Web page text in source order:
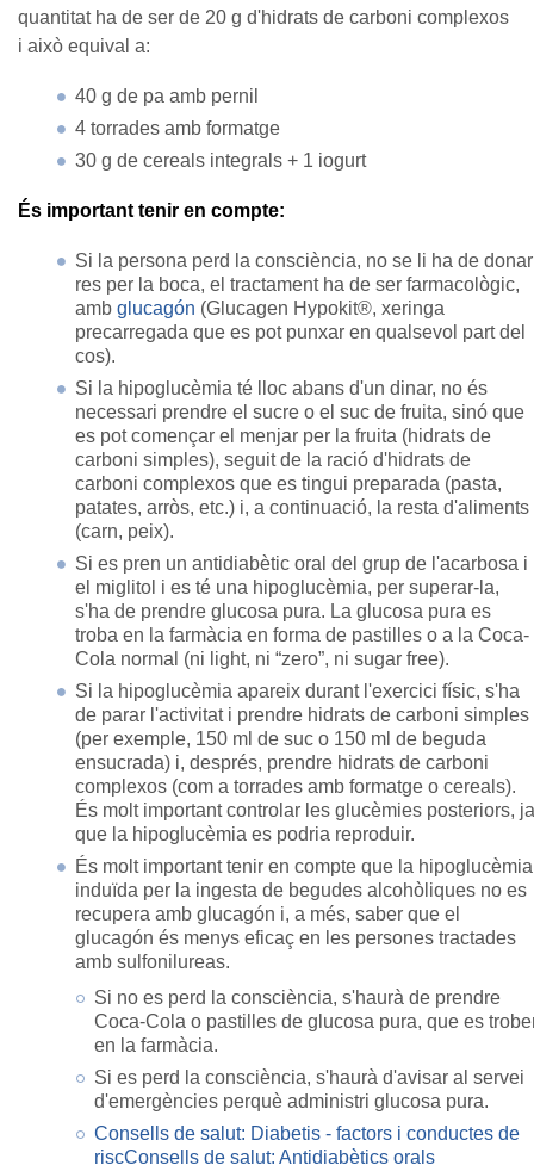
quantitat ha de ser de 20 g d'hidrats de carboni complexos
i això equival a:
40 g de pa amb pernil
4 torrades amb formatge
30 g de cereals integrals + 1 iogurt
És important tenir en compte:
Si la persona perd la consciència, no se li ha de donar
res per la boca, el tractament ha de ser farmacològic,
amb glucagón (Glucagen Hypokit®, xeringa
precarregada que es pot punxar en qualsevol part del
cos).
Si la hipoglucèmia té lloc abans d'un dinar, no és
necessari prendre el sucre o el suc de fruita, sinó que
es pot començar el menjar per la fruita (hidrats de
carboni simples), seguit de la ració d'hidrats de
carboni complexos que es tingui preparada (pasta,
patates, arròs, etc.) i, a continuació, la resta d'aliments
(carn, peix).
Si es pren un antidiabètic oral del grup de l'acarbosa i
el miglitol i es té una hipoglucèmia, per superar-la,
s'ha de prendre glucosa pura. La glucosa pura es
troba en la farmàcia en forma de pastilles o a la Coca-
Cola normal (ni light, ni “zero”, ni sugar free).
Si la hipoglucèmia apareix durant l'exercici físic, s'ha
de parar l'activitat i prendre hidrats de carboni simples
(per exemple, 150 ml de suc o 150 ml de beguda
ensucrada) i, després, prendre hidrats de carboni
complexos (com a torrades amb formatge o cereals).
És molt important controlar les glucèmies posteriors, ja
que la hipoglucèmia es podria reproduir.
És molt important tenir en compte que la hipoglucèmia
induïda per la ingesta de begudes alcohòliques no es
recupera amb glucagón i, a més, saber que el
glucagón és menys eficaç en les persones tractades
amb sulfonilureas.
Si no es perd la consciència, s'haurà de prendre
Coca-Cola o pastilles de glucosa pura, que es
en la farmàcia.
Si es perd la consciència, s'haurà d'avisar al servei
d'emergències perquè administri glucosa pura.
Consells de salut: Diabetis - factors i conductes de
riscConsells de salut: Antidiabètics orals